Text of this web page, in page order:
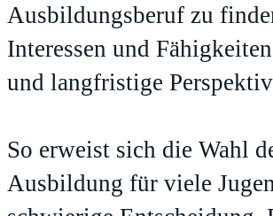
Ausbildungsberuf zu
Interessen und
und langfristige
So erweist sich die Wahl
Ausbildung für viele